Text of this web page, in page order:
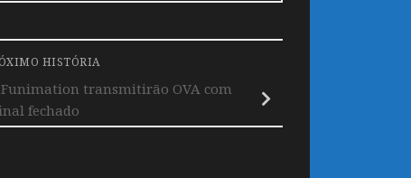
HISTÓRIA
transmitirão OVA com
fechado